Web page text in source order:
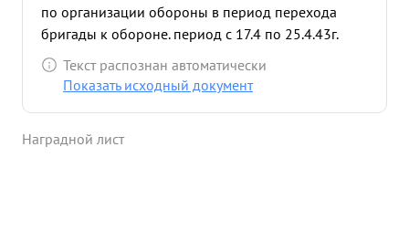
по организации обороны в период перехода
бригады к обороне. период с 17.4 по 25.4.43г.
противник предпринял решительное наступление
нанося главный удар на участке 51 сбр. Несмотря
массированным огнем артилерии и минометов
Текст распознан автоматически
Показать исходный документ
Наградной лист